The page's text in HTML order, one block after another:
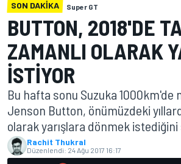
SON DAKIKA Super GT
BUTTON, 2018'DE
ZAMANLI OLARAK
ISTIYOR
Bu hafta sonu Suzuka 1000km'de
Jenson Button, önümüzdeki
olarak yarışlara dönmek istediğini
Rachit Thukral
Düzenlendi: 24 Ağu 2017 16:17